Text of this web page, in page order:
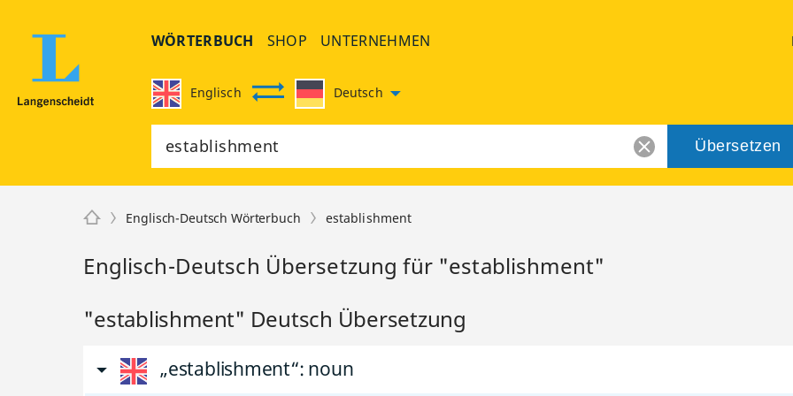
WÖRTERBUCH SHOP UNTERNEHMEN
Englisch Deutsch
Übersetzen
Englisch-Deutsch Wörterbuch establishment
Englisch-Deutsch Übersetzung für "establishment"
"establishment" Deutsch Übersetzung
„establishment“: noun